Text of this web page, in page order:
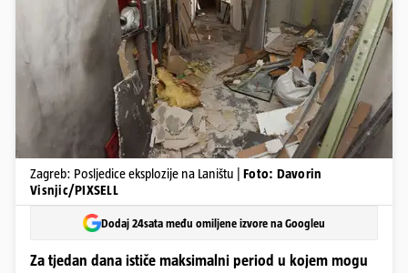
Zagreb: Posljedice eksplozije na Laništu | Foto: Davorin
Visnjic/PIXSELL
Dodaj 24sata među omiljene izvore na Googleu
Za tjedan dana ističe maksimalni period u kojem mogu